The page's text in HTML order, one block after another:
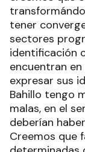
tener
sectores
identificación
encuentran
expresar sus
Bahillo tengo
malas, en el
deberían
Creemos que